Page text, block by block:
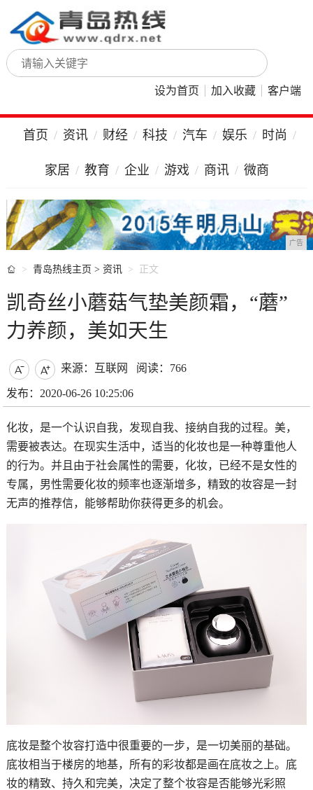
设为首页 加入收藏 客户端
首页 资讯 财经 科技 汽车 娱乐 时尚
家居 教育 企业 游戏 商讯 微商
广告
 青岛热线主页 > 资讯 正文
凯奇丝小蘑菇气垫美颜霜，“蘑”
力养颜，美如天生
  来源：互联网 阅读：766
发布：2020-06-26 10:25:06
化妆，是一个认识自我，发现自我、接纳自我的过程。美，
需要被表达。在现实生活中，适当的化妆也是一种尊重他人
的行为。并且由于社会属性的需要，化妆，已经不是女性的
专属，男性需要化妆的频率也逐渐增多，精致的妆容是一封
无声的推荐信，能够帮助你获得更多的机会。
底妆是整个妆容打造中很重要的一步，是一切美丽的基础。
底妆相当于楼房的地基，所有的彩妆都是画在底妆之上。底
妆的精致、持久和完美，决定了整个妆容是否能够光彩照